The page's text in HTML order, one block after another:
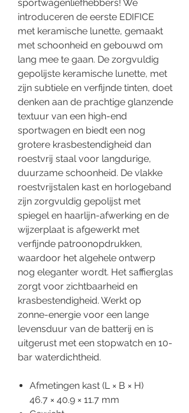
sportwagenliefhebbers! We
introduceren de eerste EDIFICE
met keramische lunette, gemaakt
met schoonheid en gebouwd om
lang mee te gaan. De zorgvuldig
gepolijste keramische lunette, met
zijn subtiele en verfijnde tinten, doet
denken aan de prachtige glanzende
textuur van een high-end
sportwagen en biedt een nog
grotere krasbestendigheid dan
roestvrij staal voor langdurige,
duurzame schoonheid. De vlakke
roestvrijstalen kast en horlogeband
zijn zorgvuldig gepolijst met
spiegel en haarlijn-afwerking en de
wijzerplaat is afgewerkt met
verfijnde patroonopdrukken,
waardoor het algehele ontwerp
nog eleganter wordt. Het saffierglas
zorgt voor zichtbaarheid en
krasbestendigheid. Werkt op
zonne-energie voor een lange
levensduur van de batterij en is
uitgerust met een stopwatch en 10-
bar waterdichtheid.
Afmetingen kast (L × B × H)
46.7 × 40.9 × 11.7 mm